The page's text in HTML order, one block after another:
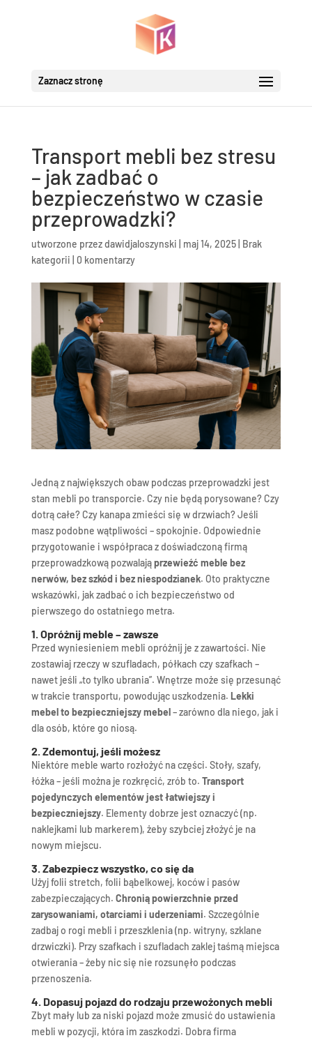
Zaznacz stronę
Transport mebli bez stresu
– jak zadbać o
bezpieczeństwo w czasie
przeprowadzki?
utworzone przezdawidjaloszynski maj 14, 2025| Brak
kategorii
0 komentarzy
Jedną z największych obaw podczas przeprowadzki jest
stan mebli po transporcie. Czy nie będą porysowane? Czy
dotrą całe? Czy kanapa zmieści się w drzwiach? Jeśli
masz podobne wątpliwości – spokojnie. Odpowiednie
przygotowanie i współpraca z doświadczoną firmą
przeprowadzkową pozwalająprzewieźć meble bez
nerwów, bez szkód i bez niespodzianek. Oto praktyczne
wskazówki, jak zadbać o ich bezpieczeństwo od
pierwszego do ostatniego metra.
1. Opróżnij meble – zawsze
Przed wyniesieniem mebli opróżnij je z zawartości. Nie
zostawiaj rzeczy w szufladach, półkach czy szafkach –
nawet jeśli „to tylko ubrania”. Wnętrze może się przesunąć
w trakcie transportu, powodując uszkodzenia. Lekki
mebel to bezpieczniejszy mebel– zarówno dla niego, jak i
dla osób, które go niosą.
2. Zdemontuj, jeśli możesz
Niektóre meble warto rozłożyć na części. Stoły, szafy,
łóżka – jeśli można je rozkręcić, zrób to. Transport
pojedynczych elementów jest łatwiejszy i
bezpieczniejszy. Elementy dobrze jest oznaczyć (np.
naklejkami lub markerem), żeby szybciej złożyć je na
nowym miejscu.
3. Zabezpiecz wszystko, co się da
Użyj folii stretch, folii bąbelkowej, koców i pasów
zabezpieczających. Chronią powierzchnie przed
zarysowaniami, otarciami i uderzeniami. Szczególnie
zadbaj o rogi mebli i przeszklenia (np. witryny, szklane
drzwiczki). Przy szafkach i szufladach zaklej taśmą miejsca
otwierania – żeby nic się nie rozsunęło podczas
przenoszenia.
4. Dopasuj pojazd do rodzaju przewożonych mebli
Zbyt mały lub za niski pojazd może zmusić do ustawienia
mebli w pozycji, która im zaszkodzi. Dobra firma